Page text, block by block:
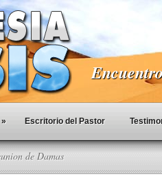
» Escritorio del Pastor
de Damas